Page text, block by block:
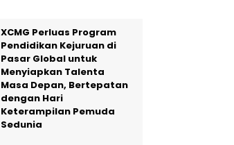
XCMG Perluas Program
Pendidikan Kejuruan di
Pasar Global untuk
Menyiapkan Talenta
Masa Depan, Bertepatan
dengan Hari
Keterampilan Pemuda
Sedunia